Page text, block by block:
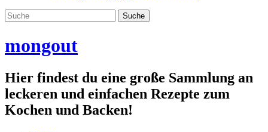
mongout
Hier findest du eine große Sammlung an
leckeren und einfachen Rezepte zum
Kochen und Backen!